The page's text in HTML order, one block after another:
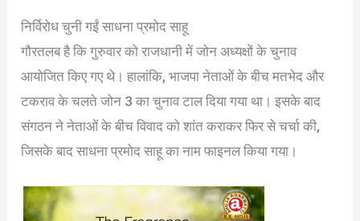
निर्विरोध चुनी गईं साधना प्रमोद साहू
गौरतलब है कि गुरुवार को राजधानी में जोन अध्यक्षों के चुनाव
आयोजित किए गए थे। हालांकि, भाजपा नेताओं के बीच मतभेद और
टकराव के चलते जोन 3 का चुनाव टाल दिया गया था। इसके बाद
संगठन ने नेताओं के बीच विवाद को शांत कराकर फिर से चर्चा की,
जिसके बाद साधना प्रमोद साहू का नाम फाइनल किया गया।